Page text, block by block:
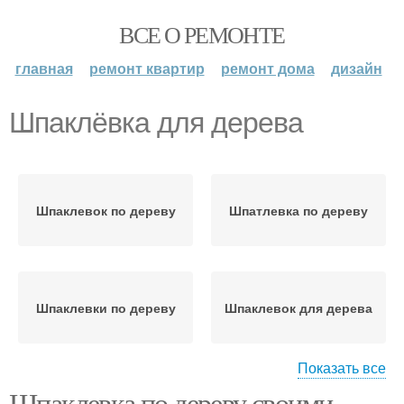
ВСЕ О РЕМОНТЕ
главная ремонт квартир ремонт дома дизайн
Шпаклёвка для дерева
Шпаклевок по дереву Шпатлевка по дереву
Шпаклевки по дереву Шпаклевок для дерева
Показать все